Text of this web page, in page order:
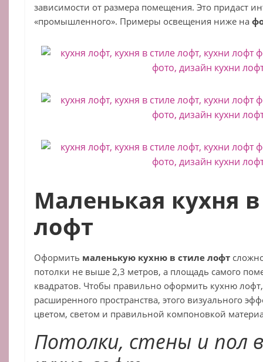
зависимости от размера помещения. Это придаст
«промышленного». Примеры освещения ниже на
Маленькая кухня
лофт
Оформить маленькую кухню в стиле лофт
потолки не выше 2,3 метров, а площадь самого
квадратов. Чтобы правильно оформить кухню
расширенного пространства, этого визуального
цветом, светом и правильной компоновкой
Потолки, стены и пол